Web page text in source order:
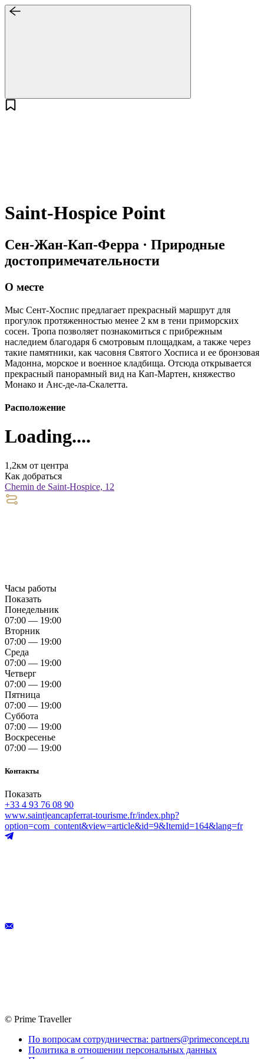
Saint-Hospice Point
Сен-Жан-Кап-Ферра · Природные
достопримечательности
О месте
Мыс Сент-Хоспис предлагает прекрасный маршрут для
прогулок протяженностью менее 2 км в тени приморских
сосен. Тропа позволяет познакомиться с прибрежным
наследием благодаря 6 смотровым площадкам, а также через
такие памятники, как часовня Святого Хосписа и ее бронзовая
Мадонна, морское и военное кладбища. Отсюда открывается
прекрасный панорамный вид на Кап-Мартен, княжество
Монако и Анс-де-ла-Скалетта.
Расположение
Loading....
1,2км от центра
Как добраться
Chemin de Saint-Hospice, 12
Часы работы
Показать
Понедельник
07:00 — 19:00
Вторник
07:00 — 19:00
Среда
07:00 — 19:00
Четверг
07:00 — 19:00
Пятница
07:00 — 19:00
Суббота
07:00 — 19:00
Воскресенье
07:00 — 19:00
Контакты
Показать
+33 4 93 76 08 90
www.saintjeancapferrat-tourisme.fr/index.php?
option=com_content&view=article&id=9&Itemid=164&lang=fr
© Prime Traveller
По вопросам сотрудничества: partners@primeconcept.ru
Политика в отношении персональных данных